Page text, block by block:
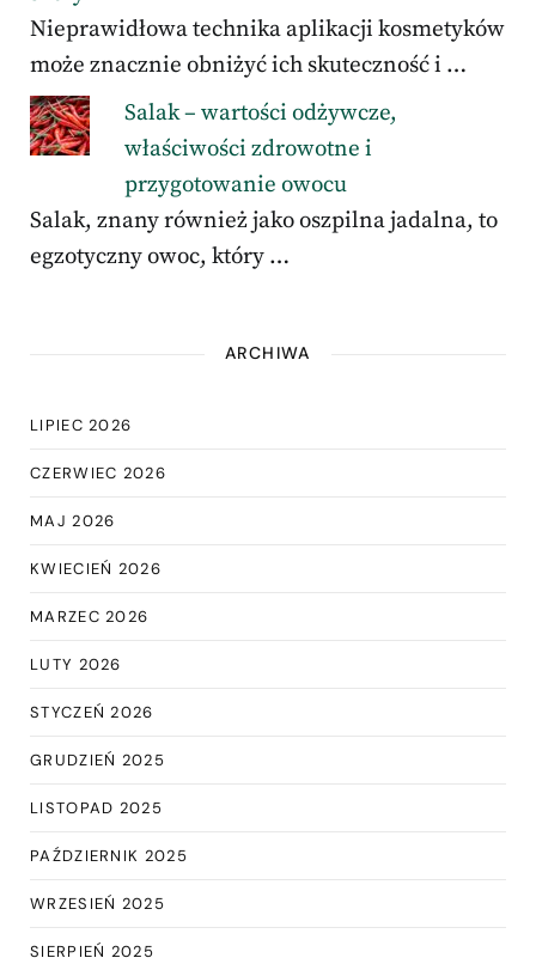
Nieprawidłowa technika aplikacji kosmetyków
może znacznie obniżyć ich skuteczność i …
Salak – wartości odżywcze,
właściwości zdrowotne i
przygotowanie owocu
Salak, znany również jako oszpilna jadalna, to
egzotyczny owoc, który …
ARCHIWA
LIPIEC 2026
CZERWIEC 2026
MAJ 2026
KWIECIEŃ 2026
MARZEC 2026
LUTY 2026
STYCZEŃ 2026
GRUDZIEŃ 2025
LISTOPAD 2025
PAŹDZIERNIK 2025
WRZESIEŃ 2025
SIERPIEŃ 2025